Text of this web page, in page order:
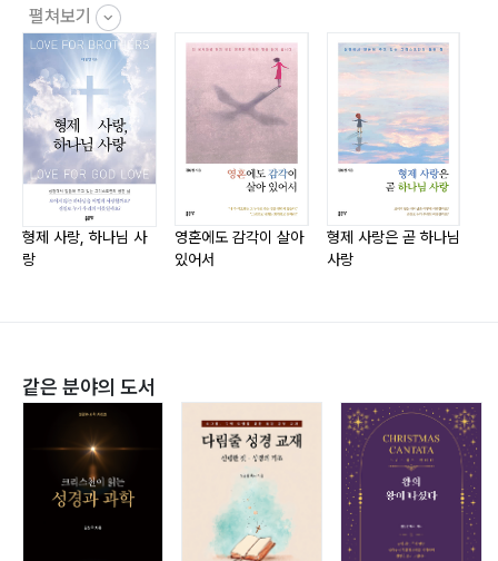
044
3) 하나님을 사랑한다면 형제는 그 사랑을 어떻게 증명하
고 있나요? _ 046
4) 그리스도의 계명은 어떤 계명을 말씀하시는 것일까요?
_ 048
참 포도나무의 비유_ 051
1. 사람이 내 안에 살고 내가 그 사람 안에 살면_ 053
요?_ 058
4) ?아버지께서 열매를 맺는 가지는 열매를 더 많이 맺게
하려고
깨끗이 손질하신다_ 074
5) 자신이 하나님 안에 하나님께서 그 사람 안에_ 077
6) 그 증거는 사도 바울이 예수님을 영접한 후에_ 082
펼쳐보기
형제 사랑, 하나님 사
랑
영혼에도 감각이 살아
있어서
형제 사랑은 곧 하나님
사랑
같은 분야의 도서